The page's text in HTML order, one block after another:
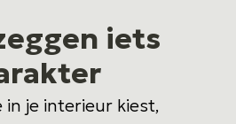
iets
in je interieur kiest,